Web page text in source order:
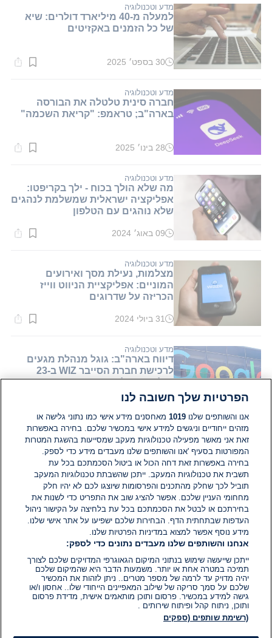
דקות.
מדע וטכנולוגיה
למעלה מ-40 מיליארד דולרים: שיא
של כל הזמנים באקזיטים
זמן
דקות.
30 בספט׳ 2025
מדע וטכנולוגיה
חברה סינית טלטלה את הבורסה
בארה"ב; טראמפ: "קריאת השכמה"
זמן
דקות.
28 בינו׳ 2025
מדע וטכנולוגיה
מה שלא הולך בכוח - ילך בקריפטו:
אפליקציה ישראלית שמשלמת לנהגים
שלא נוהגים עם הטלפון
זמן
דקות.
09 באוג׳ 2024
מדע וטכנולוגיה
מצלמות, נעילת מסך ואירועים
המוניים: אפליקציית הניווט ווייז
הכריזה על שדרוגים
זמן
דקות.
31 ביולי 2024
מדע וטכנולוגיה
דיווח בארה"ב: גוגל מנהלת מגעים
לרכישת חברת הסייבר WIZ ב-23
מיליארד דולר
קריאה:
1
דקות.
14 ביולי 2024
מדע וטכנולוגיה
תום עידן באינטרנט: שירות המסרים
המידיים ICQ ייסגר סופית בחודש הבא
זמן
קריאה:
1
דקות.
25 במאי 2024
הפרטיות שלך חשובה לנו
אנו והשותפים שלנו1019 מאחסנים מידע אישי כמו נתוני גלישה או
מזהים ייחודיים וניגשים למידע אישי במכשיר שלכם. בחירה באפשרות
זאת אני מאשר מפעילה טכנולוגיות מעקב שמסייעות בהשגת המטרות
המפורטות בסעיף 'אנו והשותפים שלנו מעבדים מידע כדי לספק.
בחירה באפשרות זאת דחה הכול או ביטול הסכמתכם בכל עת
תשבית את טכנולוגיות המעקב. ייתכן שהשבתת טכנולוגיות המעקב
תוביל לכך שחלק מהתכנים והפרסומות שיוצגו לכם לא יהיו חלק
מחחומי העניין שלכם. אפשר להציג שוב את התפריט כדי לשנות את
בחירתכם או לבטל את הסכמתכם בכל עת בלחיצה על הקישור ניהול
העדפות שבתחתית הדף. הבחירות שלכם ישפיעו על אתר אישי שלנו.
מידע נוסף אפשר למצוא במדיניות הפרטיות שלנו.
אנחנו והשותפים שלנו מעבדים נתונים כדי לספק:
ייתכן שייעשה שימוש בנתוני המיקום הגאוגרפי המדויקים שלכם לצורך
תמיכה במטרה אחת או יותר. משמעות הדבר היא שהמיקום שלכם
יהיה מדויק עד לרמה של מספר מטרים.. ניתן לזהות את המכשיר
שלכם על סמך סריקה של שילוב המאפיינים הייחודי שלו.. אחסון ו/או
גישה למידע במכשיר. פרסום ותוכן מותאמים אישית, מדידת פרסום
ותוכן, ניתוח קהל ופיתוח שירותים .
(רשימת שותפים (ספקים